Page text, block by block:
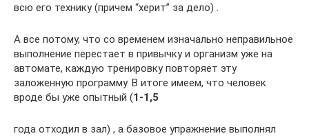
всю его технику (причем “херит” за дело) .
А все потому, что со временем изначально неправильное
выполнение перестает в привычку и организм уже на
автомате, каждую тренировку повторяет эту
заложенную программу. В итоге имеем, что человек
вроде бы уже опытный (1-1,5
года отходил в зал) , а базовое упражнение выполнял